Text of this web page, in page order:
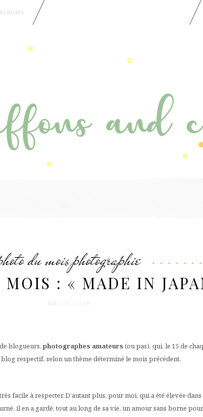
ALBUMS
du mois,photographie
MOIS : « MADE IN
MAI 15. 2018
blogueurs, photographes amateurs (ou pas), qui, le 15 de
respectif, selon un thème déterminé le mois précédent.
facile à respecter. D’autant plus, pour moi, qui a été élevée dans
il en a gardé, tout au long de sa vie, un amour sans borne